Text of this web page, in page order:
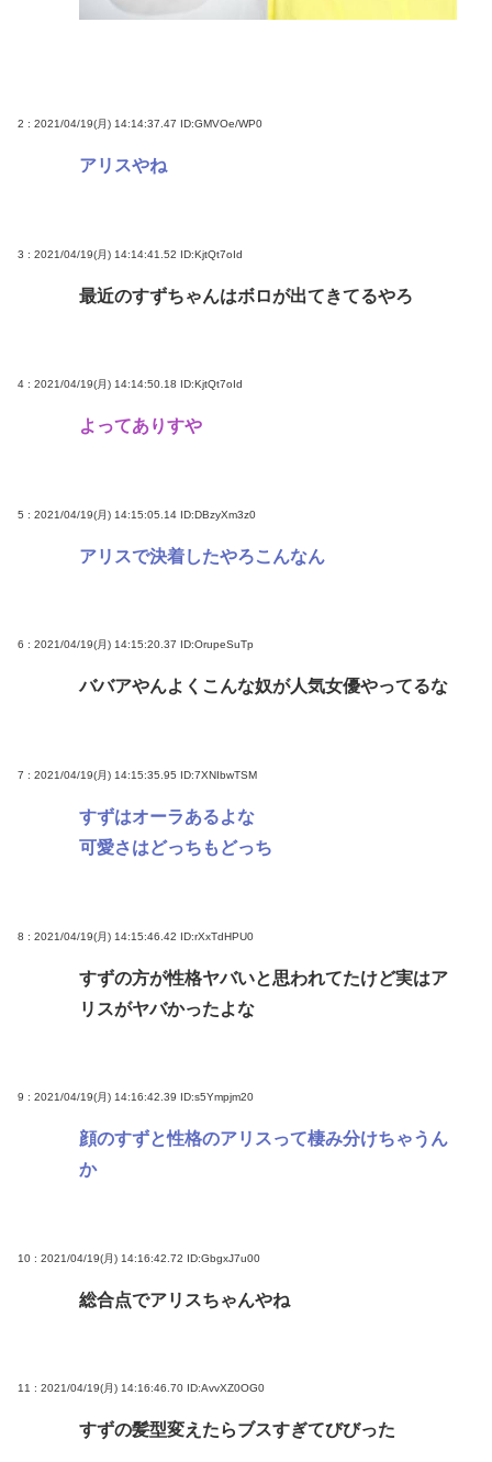
【悲報】無職35歳、JCに「パパ活」斡旋し売春させ
配布する輩が発生
結婚式やると近所の花屋が潰れない理由がわかる
い
Powered by livedoor 相互RSS
2 : 2021/04/19(月) 14:14:37.47 ID:GMVOe/WP0
アリスやね
3 : 2021/04/19(月) 14:14:41.52 ID:KjtQt7oId
最近のすずちゃんはボロが出てきてるやろ
4 : 2021/04/19(月) 14:14:50.18 ID:KjtQt7oId
よってありすや
5 : 2021/04/19(月) 14:15:05.14 ID:DBzyXm3z0
アリスで決着したやろこんなん
6 : 2021/04/19(月) 14:15:20.37 ID:OrupeSuTp
ババアやんよくこんな奴が人気女優やってるな
7 : 2021/04/19(月) 14:15:35.95 ID:7XNIbwTSM
すずはオーラあるよな
可愛さはどっちもどっち
8 : 2021/04/19(月) 14:15:46.42 ID:rXxTdHPU0
すずの方が性格ヤバいと思われてたけど実はア
リスがヤバかったよな
9 : 2021/04/19(月) 14:16:42.39 ID:s5Ympjm20
顔のすずと性格のアリスって棲み分けちゃうん
か
10 : 2021/04/19(月) 14:16:42.72 ID:GbgxJ7u00
総合点でアリスちゃんやね
11 : 2021/04/19(月) 14:16:46.70 ID:AvvXZ0OG0
すずの髪型変えたらブスすぎてびびった